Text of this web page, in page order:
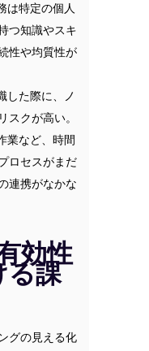
は特定の個人
つ知識やスキ
性や均質性が
した際に、ノ
スクが高い。
業など、時間
ロセスがまだ
連携がなかな
効性
る課
グの見える化